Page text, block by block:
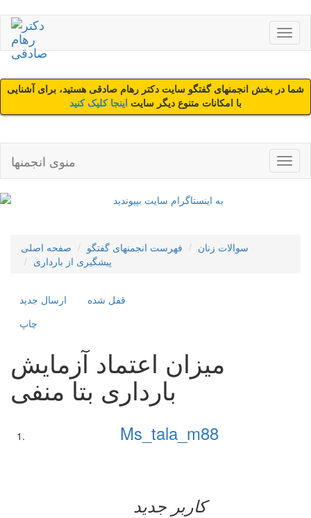
شما در بخش انجمنهای گفتگو سایت دکتر رهام صادقی هستید، برای آشنایی
با امکانات متنوع دیگر سایت اینجا کلیک کنید
منوی انجمنها
صفحه اصلی فهرست انجمنهای گفتگو
سوالات زنان
پیشگیری از بارداری
ارسال جديد
قفل شده
چاپ
میزان اعتماد آزمایش
بارداری بتا منفی
Ms_tala_m88
کاربر جدید